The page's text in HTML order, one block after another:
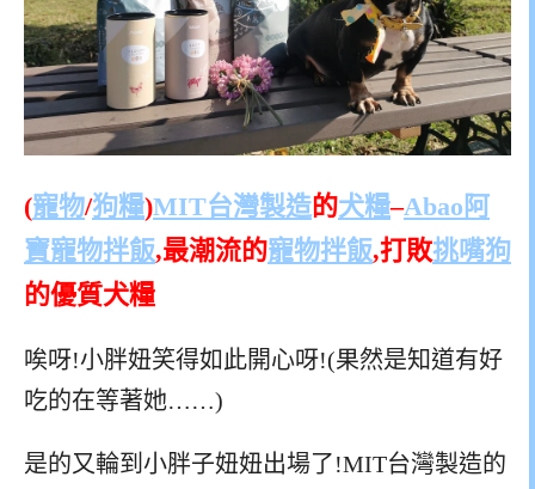
(寵物/狗糧)MIT台灣製造的犬糧–Abao阿
寶寵物拌飯,最潮流的寵物拌飯,打敗挑嘴狗
的優質犬糧
唉呀!小胖妞笑得如此開心呀!(果然是知道有好
吃的在等著她……)
是的又輪到小胖子妞妞出場了!MIT台灣製造的